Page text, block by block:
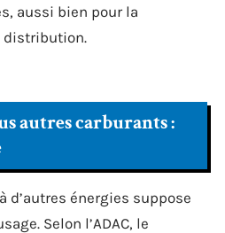
aussi bien pour la
distribution.
autres carburants :
d’autres énergies suppose
Selon l’ADAC, le